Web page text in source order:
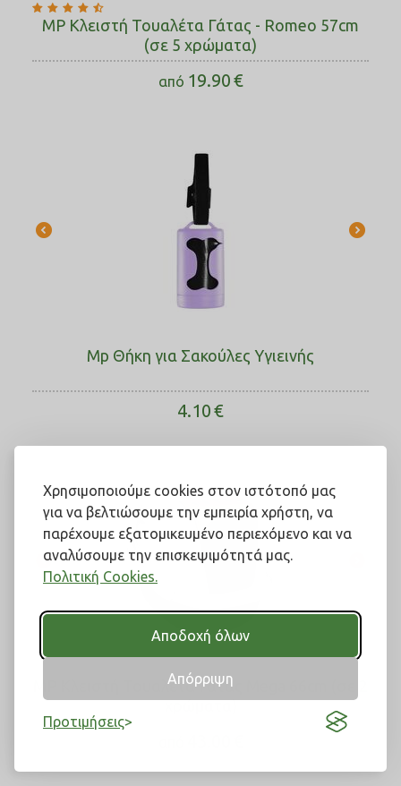
Χρησιμοποιούμε cookies στον ιστότοπό μας
για να βελτιώσουμε την εμπειρία χρήστη, να
παρέχουμε εξατομικευμένο περιεχόμενο και να
αναλύσουμε την επισκεψιμότητά μας.
Πολιτική Cookies.
Αποδοχή όλων
Απόρριψη
Προτιμήσεις
MP Κλειστή Τουαλέτα Γάτας - Romeo 57cm
(σε 5 χρώματα)
από 19.90€
Mp Θήκη για Σακούλες Υγιεινής
4.10€
MP Κλειστή Τουαλέτα Γάτας Mega 66cm (σε 2
χρώματα)